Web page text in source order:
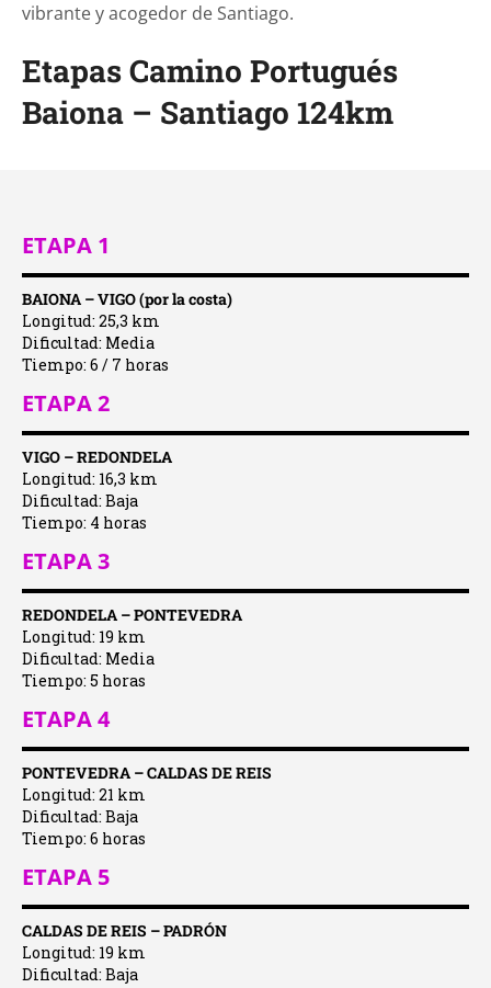
vibrante y acogedor de Santiago.
Etapas Camino Portugués
Baiona – Santiago 124km
ETAPA 1
BAIONA – VIGO (por la costa)
Longitud: 25,3 km
Dificultad: Media
Tiempo: 6 / 7 horas
ETAPA 2
VIGO – REDONDELA
Longitud: 16,3 km
Dificultad: Baja
Tiempo: 4 horas
ETAPA 3
REDONDELA – PONTEVEDRA
Longitud: 19 km
Dificultad: Media
Tiempo: 5 horas
ETAPA 4
PONTEVEDRA – CALDAS DE REIS
Longitud: 21 km
Dificultad: Baja
Tiempo: 6 horas
ETAPA 5
CALDAS DE REIS – PADRÓN
Longitud: 19 km
Dificultad: Baja